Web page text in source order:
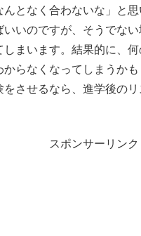
んとなく合わないな」と
いいのですが、そうでな
しまいます。結果的に、
からなくなってしまうか
をさせるなら、進学後の
スポンサーリンク